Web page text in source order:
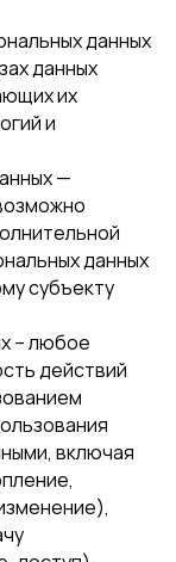
данных
данных
их
и
—
данных
субъекту
– любое
действий
включая